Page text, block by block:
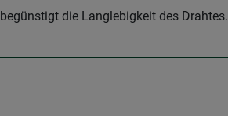
die Langlebigkeit des Drahtes.